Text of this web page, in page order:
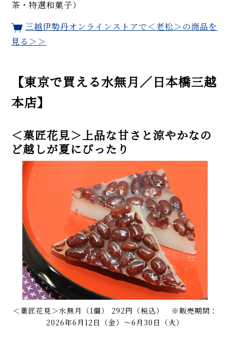
茶・特選和菓子）
三越伊勢丹オンラインストアで＜老松＞の商品を
見る＞＞
【東京で買える水無月／日本橋三越
本店】
＜菓匠花見＞上品な甘さと涼やかなの
ど越しが夏にぴったり
＜菓匠花見＞水無月（1個） 292円（税込） ※販売期間：
2026年6月12日（金）～6月30日（火）